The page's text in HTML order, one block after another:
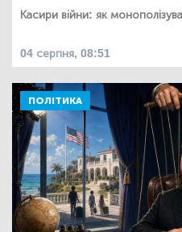
Касири війни: як
04 серпня, 08:51
ПОЛІТИКА